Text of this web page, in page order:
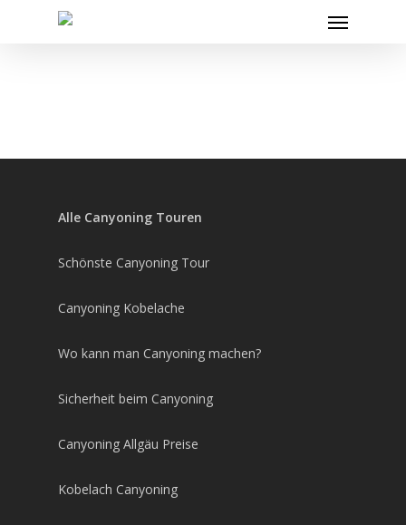
Menu
Alle Canyoning Touren
Schönste Canyoning Tour
Canyoning Kobelache
Wo kann man Canyoning machen?
Sicherheit beim Canyoning
Canyoning Allgäu Preise
Kobelach Canyoning